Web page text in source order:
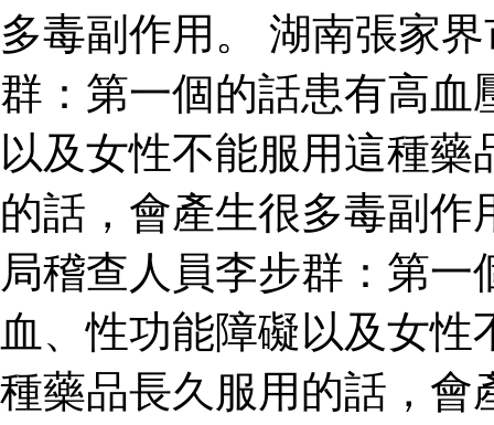
多毒副作用。 湖南張家
群：第一個的話患有高血
以及女性不能服用這種
的話，會產生很多毒副
局稽查人員李步群：第
血、性功能障礙以及女
種藥品長久服用的話，